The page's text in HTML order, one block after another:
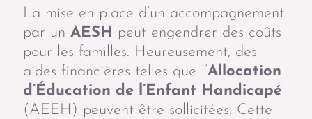
La mise en place d’un accompagnement
par un AESH peut engendrer des coûts
pour les familles. Heureusement, des
aides financières telles que l’Allocation
d’Éducation de l’Enfant Handicapé
(AEEH) peuvent être sollicitées. Cette